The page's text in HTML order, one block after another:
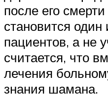
после его
становится
пациентов, а не
считается, что
лечения
знания шамана.